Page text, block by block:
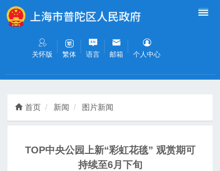
无障碍操作说明
关怀版 繁体 语言 邮箱 个人中心
首页 新闻 图片新闻
TOP中央公园上新“彩虹花毯” 观赏期可
持续至6月下旬